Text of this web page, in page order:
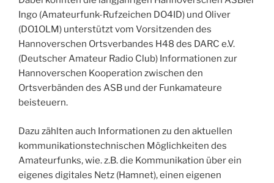
Ingo (Amateurfunk-Rufzeichen DO4ID) und Oliver
(DO1OLM) unterstützt vom Vorsitzenden des
Hannoverschen Ortsverbandes H48 des DARC e.V.
(Deutscher Amateur Radio Club) Informationen zur
Hannoverschen Kooperation zwischen den
Ortsverbänden des ASB und der Funkamateure
beisteuern.
Dazu zählten auch Informationen zu den aktuellen
kommunikationstechnischen Möglichkeiten des
Amateurfunks, wie. z.B. die Kommunikation über ein
eigenes digitales Netz (Hamnet), einen eigenen